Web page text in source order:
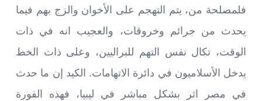
فلمصلحة من، يتم التهجم على الأخوان والزج بهم فيما
يحدث من جرائم وخروقات، والعجيب انه في ذات
الوقت، تكال نفس التهم للبراليين، وعلى ذات الخط
يدخل الأسلاميون في دائرة الاتهامات. الكيد إن ما حدث
في مصر اثر بشكل مباشر في ليبيا، فهذه الفورة